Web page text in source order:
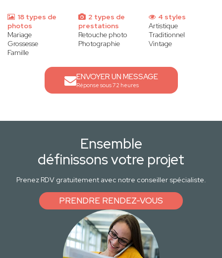
18 types de
photos
Mariage
Grossesse
Famille
2 types de
prestations
Retouche photo
Photographie
4 styles
Artistique
Traditionnel
Vintage
ENVOYER UN MESSAGE
Réponse sous 72 heures
Ensemble
définissons votre projet
Prenez RDV gratuitement avec notre conseiller spécialiste.
PRENDRE RENDEZ-VOUS